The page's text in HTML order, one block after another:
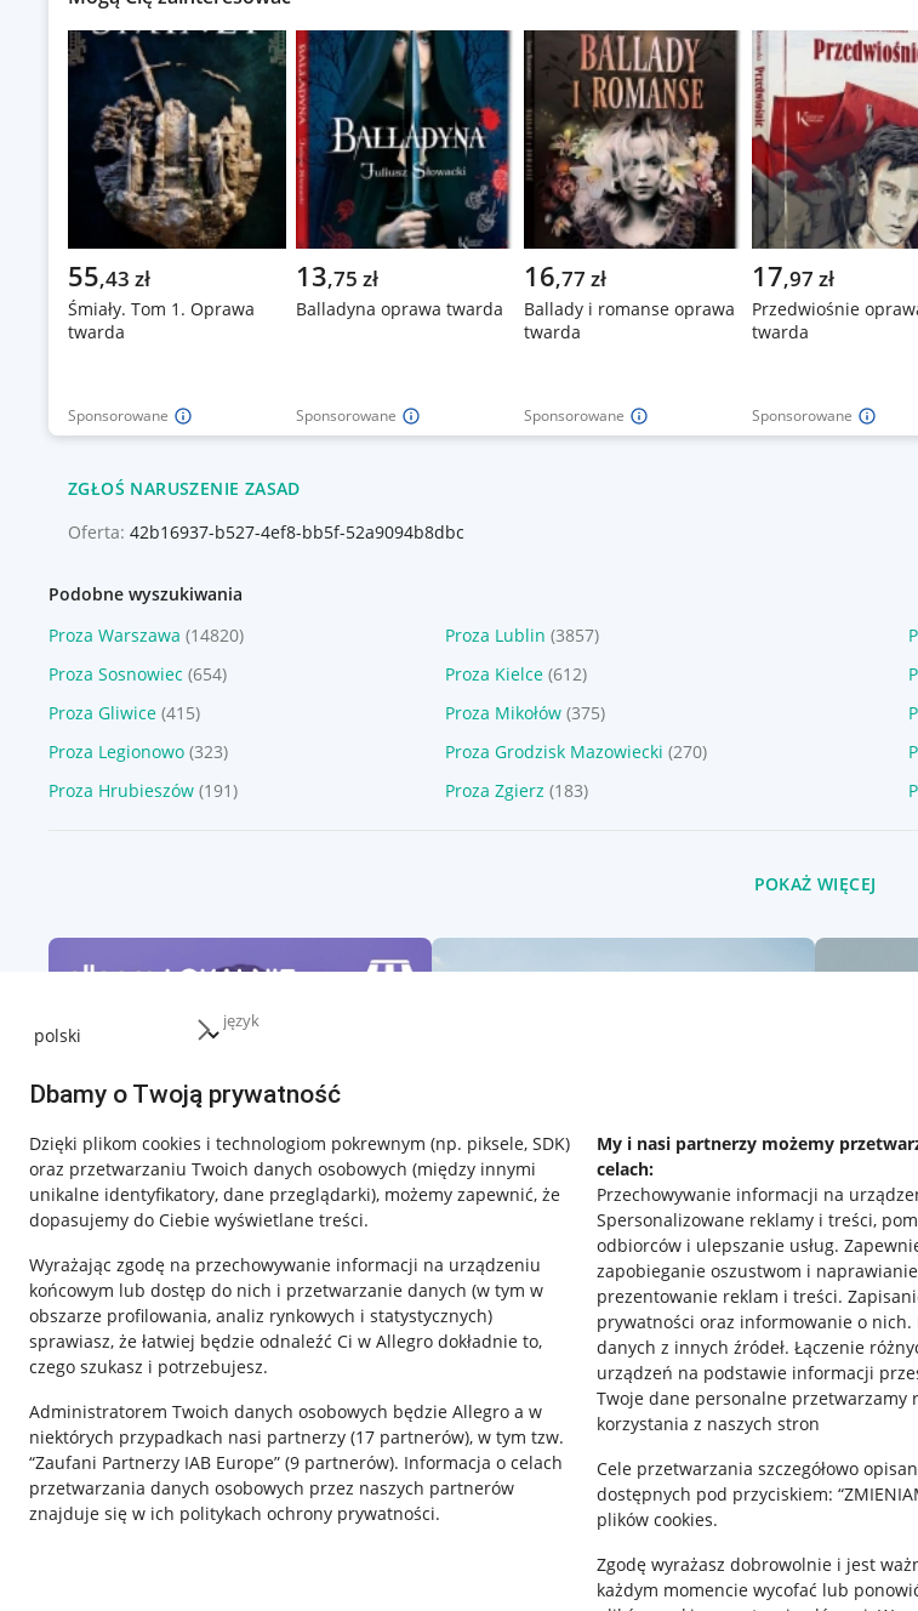
język
Dbamy o Twoją prywatność
Dzięki plikom cookies i technologiom pokrewnym (np. piksele, SDK)
oraz przetwarzaniu Twoich danych osobowych (między innymi
unikalne identyfikatory, dane przeglądarki), możemy zapewnić, że
dopasujemy do Ciebie wyświetlane treści.
Wyrażając zgodę na przechowywanie informacji na urządzeniu
końcowym lub dostęp do nich i przetwarzanie danych (w tym w
obszarze profilowania, analiz rynkowych i statystycznych)
sprawiasz, że łatwiej będzie odnaleźć Ci w Allegro dokładnie to,
czego szukasz i potrzebujesz.
Administratorem Twoich danych osobowych będzie Allegro a w
niektórych przypadkach nasi partnerzy (17 partnerów), w tym tzw.
“Zaufani Partnerzy IAB Europe” (9 partnerów). Informacja o celach
przetwarzania danych osobowych przez naszych partnerów
znajduje się w ich politykach ochrony prywatności.
My i nasi partnerzy możemy
celach:
Przechowywanie informacji na
Spersonalizowane reklamy i treści,
odbiorców i ulepszanie usług.
zapobieganie oszustwom i
prezentowanie reklam i treści.
prywatności oraz informowanie o nich.
danych z innych źródeł. Łączenie
urządzeń na podstawie informacji
Twoje dane personalne przetwarzamy
korzystania z naszych stron
Cele przetwarzania szczegółowo
dostępnych pod przyciskiem:
plików cookies.
Zgodę wyrażasz dobrowolnie i jest
każdym momencie wycofać lub
Sponsorowane
55,43 zł
Śmiały. Tom 1. Oprawa
twarda
Sponsorowane
13,75 zł
Balladyna oprawa twarda
Sponsorowane
16,77 zł
Ballady i romanse oprawa
twarda
Sponsorowane
17,97 zł
Przedwiośnie
twarda
ZGŁOŚ NARUSZENIE ZASAD
Oferta: 42b16937-b527-4ef8-bb5f-52a9094b8dbc
Podobne wyszukiwania
Proza Warszawa (14820) Proza Lublin (3857)
Proza Sosnowiec (654) Proza Kielce (612)
Proza Gliwice (415) Proza Mikołów (375)
Proza Legionowo (323) Proza Grodzisk Mazowiecki (270)
Proza Hrubieszów (191) Proza Zgierz (183)
POKAŻ WIĘCEJ
Przydatne informacje
Jak to działa
Napisz do nas
Allegro Gadane dla sprzedających
Regulamin
Polityka plików "cookies"
Ustawienia plików "cookies"
Udostępnianie lokalizacji
Informacje dla Aktu o Usługach Cyfrowych
Pobierz